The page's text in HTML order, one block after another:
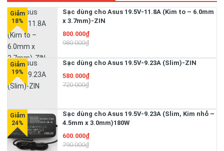
Sạc dùng cho Asus 19.5V-11.8A (Kim to – 6.0mm
x 3.7mm)-ZIN
800.000₫
980.000₫
Sạc dùng cho Asus 19.5V-9.23A (Slim)-ZIN
580.000₫
720.000₫
Sạc dùng cho Asus 19.5V-9.23A (Slim, Kim nhỏ –
4.5mm x 3.0mm)180W
600.000₫
790.000₫